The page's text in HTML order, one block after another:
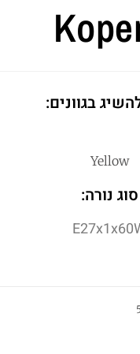
בגוונים:
Yellow
סוג נורה: